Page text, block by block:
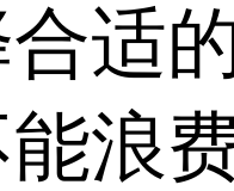
适
浪